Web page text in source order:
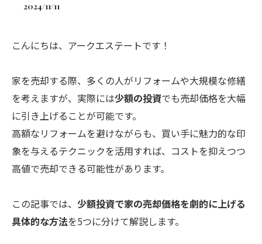
2024/11/11
こんにちは、アークエステートです！
家を売却する際、多くの人がリフォームや大規模な修繕
を考えますが、実際には少額の投資でも売却価格を大幅
に引き上げることが可能です。
高額なリフォームを避けながらも、買い手に魅力的な印
象を与えるテクニックを活用すれば、コストを抑えつつ
高値で売却できる可能性があります。
この記事では、 少額投資で家の売却価格を劇的に上げる
具体的な方法を5つに分けて解説します。